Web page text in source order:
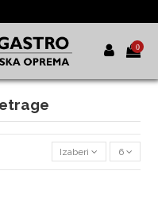
0
Izaberi 6